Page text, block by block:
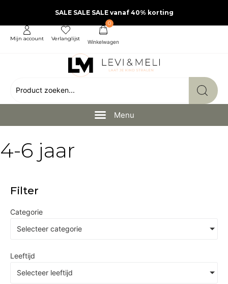
SALE SALE SALE vanaf 40% korting
Mijn account Verlanglijst
0
4-6 jaar
Filter
Categorie
Selecteer categorie
Leeftijd
Selecteer leeftijd